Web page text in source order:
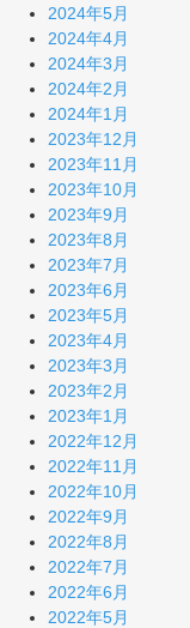
2024年5月
2024年4月
2024年3月
2024年2月
2024年1月
2023年12月
2023年11月
2023年10月
2023年9月
2023年8月
2023年7月
2023年6月
2023年5月
2023年4月
2023年3月
2023年2月
2023年1月
2022年12月
2022年11月
2022年10月
2022年9月
2022年8月
2022年7月
2022年6月
2022年5月